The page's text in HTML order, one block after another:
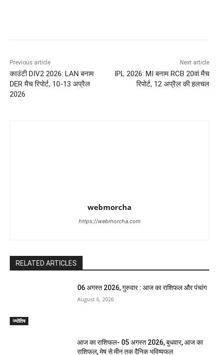
Previous article
काउंटी DIV2 2026: LAN बनाम
DER मैच रिपोर्ट, 10-13 अप्रैल
2026
Next article
IPL 2026: MI बनाम RCB 20वां मैच
रिपोर्ट, 12 अप्रैल की हलचल
webmorcha
https://webmorcha.com
RELATED ARTICLES
ज्योतिष
06 अगस्त 2026, गुरुवार : आज का राशिफल और पंचांग
August 6, 2026
आज का राशिफल- 05 अगस्त 2026, बुधवार, आज का
राशिफल, मेष से मीन तक दैनिक भविष्यफल